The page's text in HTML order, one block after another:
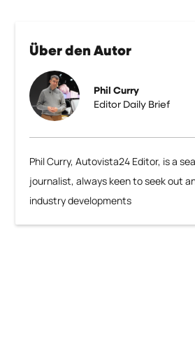
Über den Autor
Phil Curry
Editor Daily Brief
Phil Curry, Autovista24 Editor, is a
journalist, always keen to seek out
industry developments